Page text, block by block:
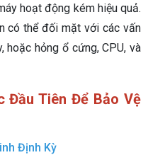
hoạt động kém hiệu quả.
có thể đối mặt với các vấn
hoặc hỏng ổ cứng, CPU, và
Đầu Tiên Để Bảo Vệ
Định Kỳ